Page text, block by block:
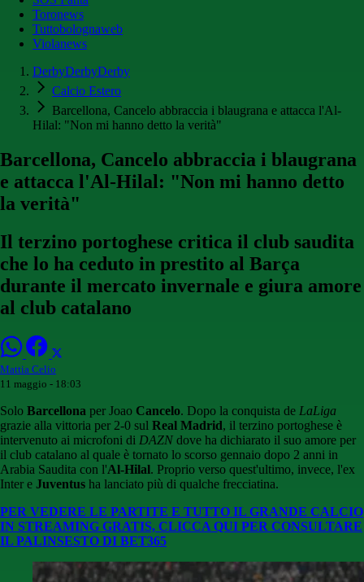
Toronews
Tuttobolognaweb
Violanews
DerbyDerbyDerby
Calcio Estero
Barcellona, Cancelo abbraccia i blaugrana e attacca l'Al-
Hilal: "Non mi hanno detto la verità"
Barcellona, Cancelo abbraccia i blaugrana
e attacca l'Al-Hilal: "Non mi hanno detto
la verità"
Il terzino portoghese critica il club saudita
che lo ha ceduto in prestito al Barça
durante il mercato invernale e giura amore
al club catalano
Mattia Celio
11 maggio - 18:03
Solo Barcellona per Joao Cancelo. Dopo la conquista de LaLiga
grazie alla vittoria per 2-0 sul Real Madrid, il terzino portoghese è
intervenuto ai microfoni di DAZN dove ha dichiarato il suo amore per
il club catalano al quale è tornato lo scorso gennaio dopo 2 anni in
Arabia Saudita con l'Al-Hilal. Proprio verso quest'ultimo, invece, l'ex
Inter e Juventus ha lanciato più di qualche frecciatina.
PER VEDERE LE PARTITE E TUTTO IL GRANDE CALCIO
IN STREAMING GRATIS, CLICCA QUI PER CONSULTARE
IL PALINSESTO DI BET365